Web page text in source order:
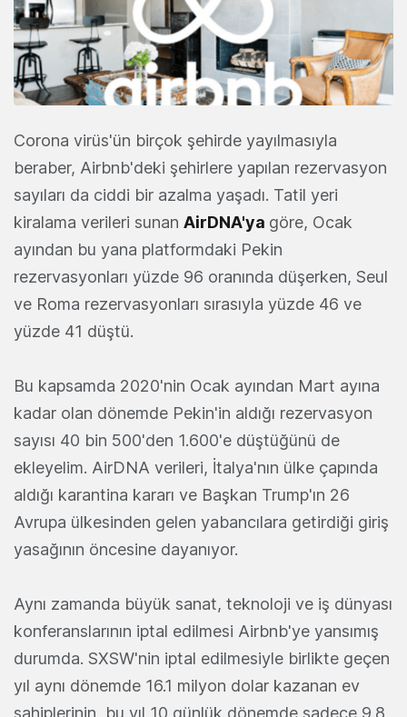
Corona virüs'ün birçok şehirde yayılmasıyla
beraber, Airbnb'deki şehirlere yapılan rezervasyon
sayıları da ciddi bir azalma yaşadı. Tatil yeri
kiralama verileri sunan AirDNA'ya göre, Ocak
ayından bu yana platformdaki Pekin
rezervasyonları yüzde 96 oranında düşerken, Seul
ve Roma rezervasyonları sırasıyla yüzde 46 ve
yüzde 41 düştü.
Bu kapsamda 2020'nin Ocak ayından Mart ayına
kadar olan dönemde Pekin'in aldığı rezervasyon
sayısı 40 bin 500'den 1.600'e düştüğünü de
ekleyelim. AirDNA verileri, İtalya'nın ülke çapında
aldığı karantina kararı ve Başkan Trump'ın 26
Avrupa ülkesinden gelen yabancılara getirdiği giriş
yasağının öncesine dayanıyor.
Aynı zamanda büyük sanat, teknoloji ve iş dünyası
konferanslarının iptal edilmesi Airbnb'ye yansımış
durumda. SXSW'nin iptal edilmesiyle birlikte geçen
yıl aynı dönemde 16.1 milyon dolar kazanan ev
sahiplerinin, bu yıl 10 günlük dönemde sadece 9.8